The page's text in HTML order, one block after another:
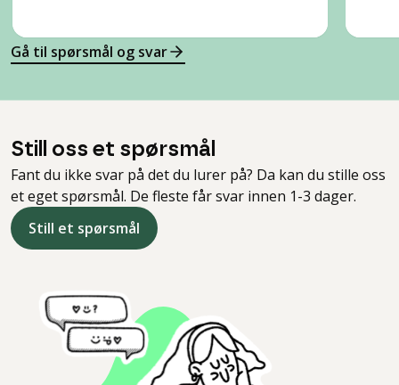
Gå til spørsmål og svar
Still oss et spørsmål
Fant du ikke svar på det du lurer på? Da kan du stille oss
et eget spørsmål. De fleste får svar innen 1-3 dager.
Still et spørsmål